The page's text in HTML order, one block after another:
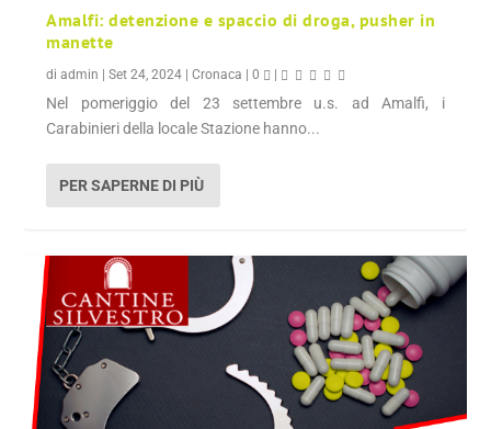
Amalfi: detenzione e spaccio di droga, pusher in
manette
diadmin |Set 24, 2024 |Cronaca |0
Nel pomeriggio del 23 settembre u.s. ad Amalfi, i
Carabinieri della locale Stazione hanno...
PER SAPERNE DI PIÙ